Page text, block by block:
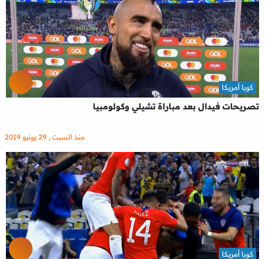
تصريحات فيدال بعد مباراة تشيلي وكولومبيا
كوبا أمريكا
منذ السبت , 29 يونيو 2019
كوبا أمريكا